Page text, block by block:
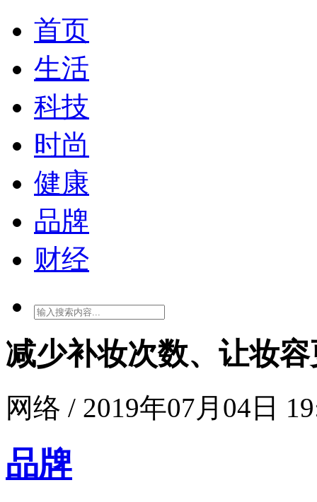
首页
生活
科技
时尚
健康
品牌
财经
减少补妆次数、让妆
网络 / 2019年07月04日
品牌